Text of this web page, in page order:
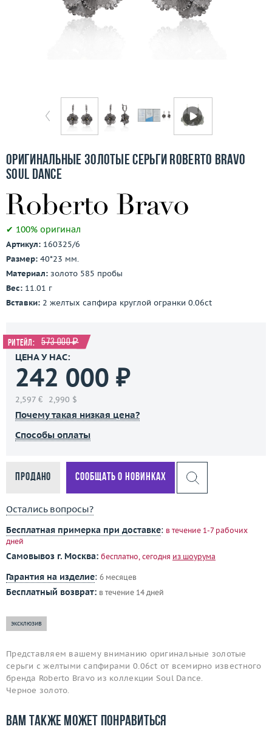
Ломбард
3D-тур по шоуруму
Заказать звонок
Оригинальные золотые серьги Roberto Bravo
Soul Dance
✔ 100% оригинал
Артикул: 160325/6
Размер: 40*23 мм.
Материал: золото 585 пробы
Вес: 11.01 г
Вставки: 2 желтых сапфира круглой огранки 0.06ct
Ритейл: 573 000 ₽
ЦЕНА У НАС:
242 000 ₽
2,597 € 2,990 $
Почему такая низкая цена?
Способы оплаты
Продано Сообщать о новинках
Остались вопросы?
Бесплатная примерка при доставке: в течение 1-7 рабочих
дней
Самовывоз г. Москва: бесплатно, сегодня из шоурума
Гарантия на изделие: 6 месяцев
Бесплатный возврат: в течение 14 дней
эксклюзив
Представляем вашему вниманию оригинальные золотые
серьги с желтыми сапфирами 0.06ct от всемирно известного
бренда Roberto Bravo из коллекции Soul Dance.
Черное золото.
Вам также может понравиться